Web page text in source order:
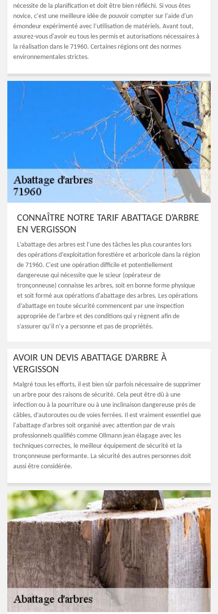
nécessite de la planification et doit être bien réfléchi. Si vous êtes
novice, c'est une meilleure idée de pouvoir compter sur l'aide d'un
émondeur expérimenté avec l’utilisation de matériels. Avant tout,
assurez-vous d'avoir eu tous les permis et autorisations nécessaires à
la réalisation dans le 71960. Certaines régions ont des normes
environnementales strictes.
CONNAÎTRE NOTRE TARIF ABATTAGE D’ARBRE
EN VERGISSON
L’abattage des arbres est l’une des tâches les plus courantes lors
des opérations d’exploitation forestière et arboricole dans la région
de 71960. C'est une opération difficile et potentiellement
dangereuse qui nécessite que le scieur (opérateur de
tronçonneuse) connaisse les arbres, soit en bonne forme physique
et soit formé aux opérations d'abattage des arbres. Les opérations
d’abattage en toute sécurité commencent par une inspection
appropriée de l’arbre et des conditions qui y règnent afin de
s’assurer qu’il n’y a personne et pas de propriétés.
AVOIR UN DEVIS ABATTAGE D’ARBRE À
VERGISSON
Malgré tous les efforts, il est bien sûr parfois nécessaire de supprimer
un arbre pour des raisons de sécurité. Cela peut être dû à une
infection ou à la pourriture ou à une inclinaison dangereuse près de
câbles, d’autoroutes ou de voies ferrées. Il est vraiment essentiel que
l'abattage d’arbres soit organisé avec attention par de vrais
professionnels qualifiés comme Ollmann jean élagage avec les
techniques correctes, le meilleur équipement de sécurité et la
tronçonneuse performante. La sécurité des autres personnes doit
aussi être considérée.